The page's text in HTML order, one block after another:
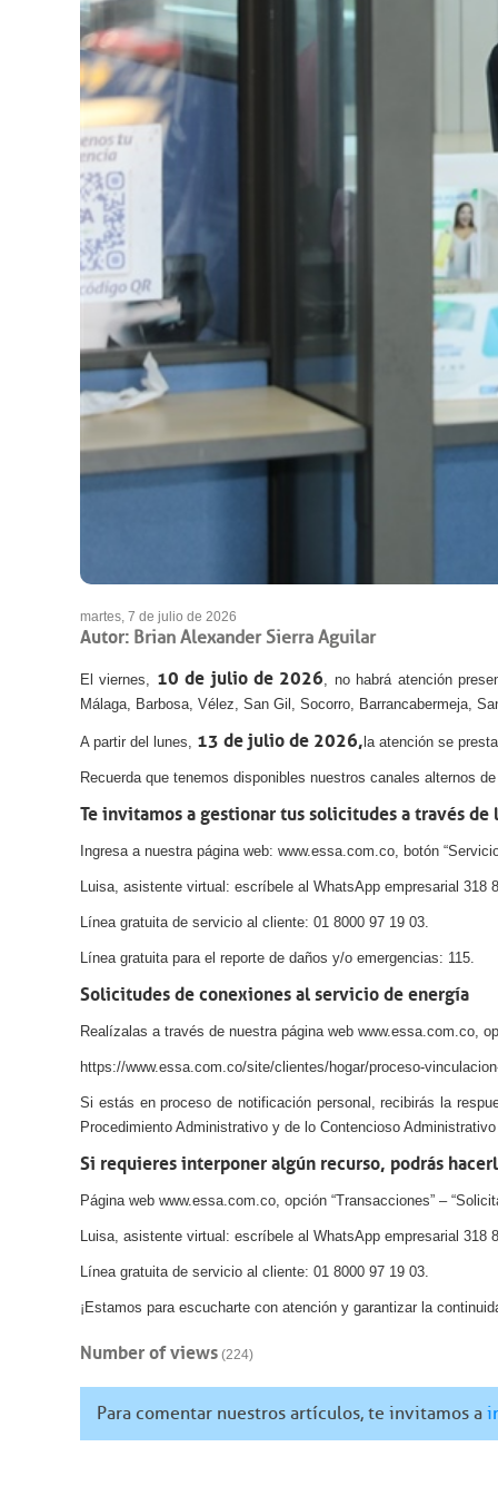
martes, 7 de julio de 2026
Autor: Brian Alexander Sierra Aguilar
El viernes, 10 de julio de 2026 , no habrá atención
Málaga, Barbosa, Vélez, San Gil, Socorro, Barrancabermeja,
A partir del lunes, 13 de julio de 2026,la atención se
Recuerda que tenemos disponibles nuestros canales alternos
Te invitamos a gestionar tus solicitudes a través de
Ingresa a nuestra página web: www.essa.com.co, botón
Luisa, asistente virtual: escríbele al WhatsApp empresarial 318
Línea gratuita de servicio al cliente: 01 8000 97 19 03.
Línea gratuita para el reporte de daños y/o emergencias: 115.
Solicitudes de conexiones al servicio de energía
Realízalas a través de nuestra página web www.essa.com.co,
https://www.essa.com.co/site/clientes/hogar/proceso-
Si estás en proceso de notificación personal, recibirás la
Procedimiento Administrativo y de lo Contencioso Administrativo
Si requieres interponer algún recurso, podrás
Página web www.essa.com.co, opción “Transacciones” –
Luisa, asistente virtual: escríbele al WhatsApp empresarial 318
Línea gratuita de servicio al cliente: 01 8000 97 19 03.
¡Estamos para escucharte con atención y garantizar la
Number of views (224)
Para comentar nuestros artículos, te invitamos a